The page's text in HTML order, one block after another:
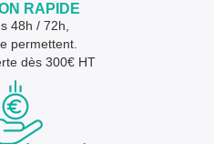
RAPIDE
48h / 72h,
permettent.
dès 300€ HT